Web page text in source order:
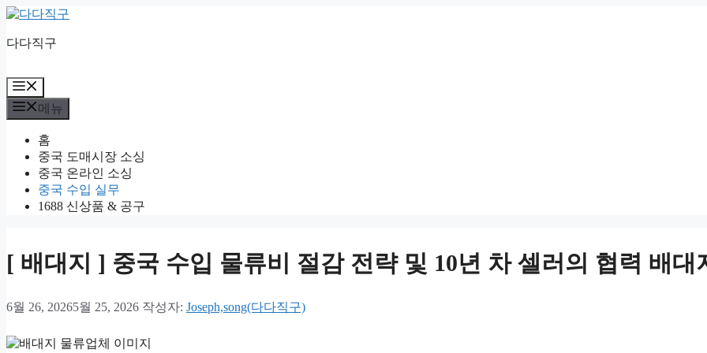
컨
츠
건
너
뛰
다다직구
뉴
메뉴
홈
중국 도매시장 소싱
중국 온라인 소싱
중국 수입 실무
1688 신상품 & 공구
[ 배대지 ] 중국 수입 물류비 절감 전략 및 10년 차 셀러의 협력 배대
6월 26, 20265월 25, 2026 작성자: Joseph,song(다다직구)